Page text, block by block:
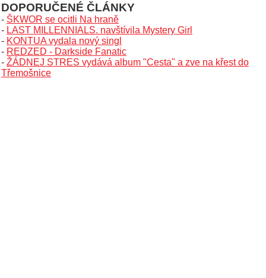
DOPORUČENÉ ČLÁNKY
- ŠKWOR se ocitli Na hraně
- LAST MILLENNIALS. navštívila Mystery Girl
- KONTUA vydala nový singl
- REDZED - Darkside Fanatic
- ŽÁDNEJ STRES vydává album "Cesta" a zve na křest do
Třemošnice